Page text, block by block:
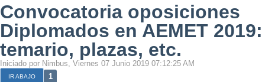
Convocatoria oposiciones
Diplomados en AEMET 2019:
temario, plazas, etc.
Iniciado por Nimbus, Viernes 07 Junio 2019 07:12:25 AM
IR ABAJO 1